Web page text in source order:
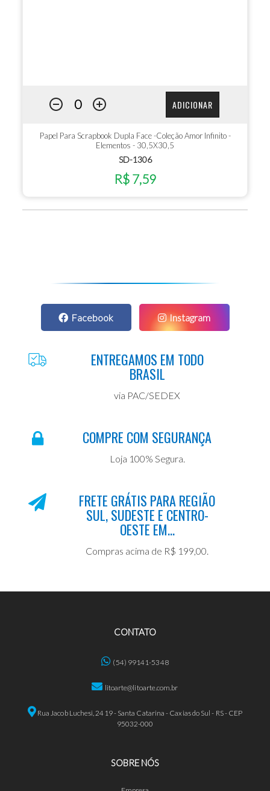
ADICIONAR
Papel Para Scrapbook Dupla Face -Coleção Amor Infinito -
Elementos - 30,5X30,5
SD-1306
R$ 7,59
Facebook Instagram
ENTREGAMOS EM TODO
BRASIL
via PAC/SEDEX
COMPRE COM SEGURANÇA
Loja 100% Segura.
FRETE GRÁTIS PARA REGIÃO
SUL, SUDESTE E CENTRO-
OESTE EM...
Compras acima de R$ 199,00.
CONTATO
(54) 99141-5348
litoarte@litoarte.com.br
Rua Jacob Luchesi, 2419 - Santa Catarina - Caxias do Sul - RS - CEP
95032-000
SOBRE NÓS